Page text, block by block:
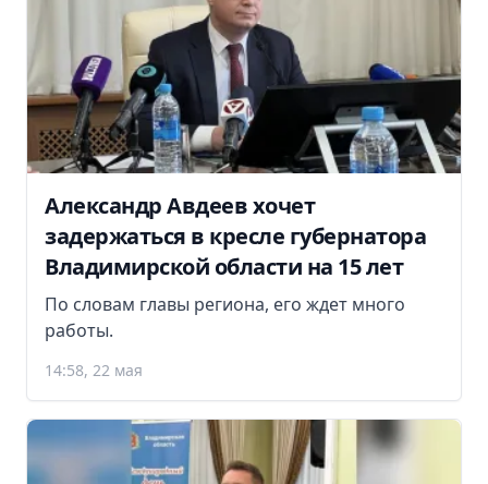
Александр Авдеев хочет
задержаться в кресле губернатора
Владимирской области на 15 лет
По словам главы региона, его ждет много
работы.
14:58, 22 мая